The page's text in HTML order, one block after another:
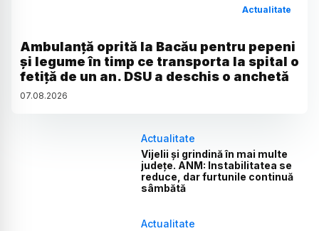
Actualitate
Ambulanță oprită la Bacău pentru pepeni
și legume în timp ce transporta la spital o
fetiță de un an. DSU a deschis o anchetă
07.08.2026
Actualitate
Vijelii și grindină în mai multe
județe. ANM: Instabilitatea se
reduce, dar furtunile continuă
sâmbătă
Actualitate